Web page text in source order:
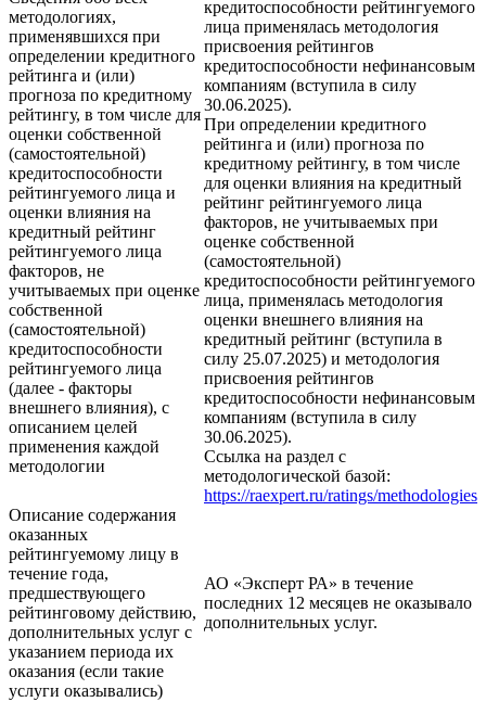
методологиях,
применявшихся при
определении кредитного
рейтинга и (или)
прогноза по кредитному
рейтингу, в том числе для
оценки собственной
(самостоятельной)
кредитоспособности
рейтингуемого лица и
оценки влияния на
кредитный рейтинг
рейтингуемого лица
факторов, не
учитываемых при оценке
собственной
(самостоятельной)
кредитоспособности
рейтингуемого лица
(далее - факторы
внешнего влияния), с
описанием целей
применения каждой
методологии
кредитоспособности рейтингуемого
лица применялась методология
присвоения рейтингов
кредитоспособности нефинансовым
компаниям (вступила в силу
30.06.2025).
При определении кредитного
рейтинга и (или) прогноза по
кредитному рейтингу, в том числе
для оценки влияния на кредитный
рейтинг рейтингуемого лица
факторов, не учитываемых при
оценке собственной
(самостоятельной)
кредитоспособности рейтингуемого
лица, применялась методология
оценки внешнего влияния на
кредитный рейтинг (вступила в
силу 25.07.2025) и методология
присвоения рейтингов
кредитоспособности нефинансовым
компаниям (вступила в силу
30.06.2025).
Ссылка на раздел с
методологической базой:
https://raexpert.ru/ratings/methodologies
Описание содержания
оказанных
рейтингуемому лицу в
течение года,
предшествующего
рейтинговому действию,
дополнительных услуг с
указанием периода их
оказания (если такие
услуги оказывались)
АО «Эксперт РА» в течение
последних 12 месяцев не оказывало
дополнительных услуг.